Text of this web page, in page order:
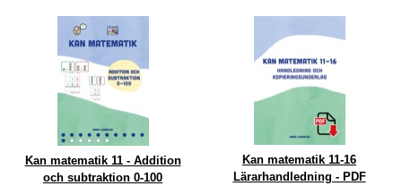
Kan matematik 11 - Addition
och subtraktion 0-100
Kan matematik 11-16
Lärarhandledning - PDF